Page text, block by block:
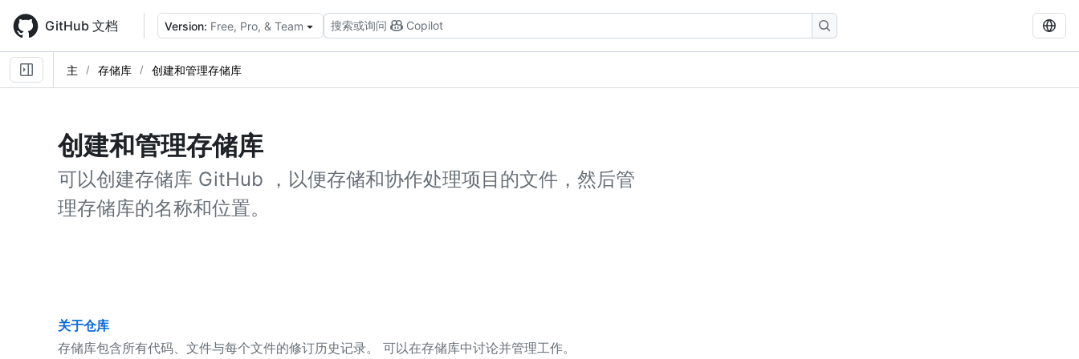
main
content
GitHub 文档 Version: Free, Pro, & Team 搜索或询问 Copilot
主 存储库 创建和管理存储库
创建和管理存储库
可以创建存储库 GitHub ，以便存储和协作处理项目的文件，然后管
理存储库的名称和位置。
关于仓库
存储库包含所有代码、文件与每个文件的修订历史记录。 可以在存储库中讨论并管理工作。